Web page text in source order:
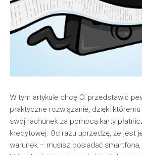
W tym artykule chcę Ci przedstawić
praktyczne rozwiązanie, dzięki
swój rachunek za pomocą karty
kredytowej. Od razu uprzedzę, że jest
warunek – musisz posiadać